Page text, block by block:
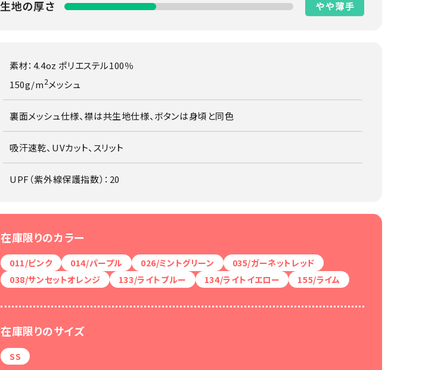
素材：4.4oz ポリエステル100％
150g/m2メッシュ
裏面メッシュ仕様、襟は共生地仕様、ボタンは身頃と同色
吸汗速乾、UVカット、スリット
UPF（紫外線保護指数）：20
在庫限りのカラー
011/ピンク 014/パープル 026/ミントグリーン
035/ガーネットレッド
038/サンセットオレンジ
133/ライトブルー 134/ライトイエロー 155/ライム
在庫限りのサイズ
SS